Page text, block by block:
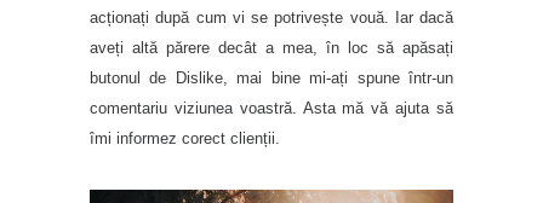
acționați după cum vi se potrivește vouă. Iar dacă
aveți altă părere decât a mea, în loc să apăsați
butonul de Dislike, mai bine mi-ați spune într-un
comentariu viziunea voastră. Asta mă vă ajuta să
îmi informez corect clienții.